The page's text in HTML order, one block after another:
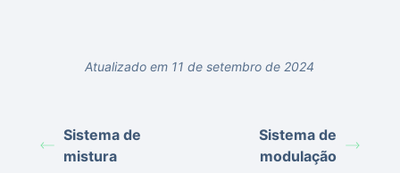
Atualizado em 11 de setembro de 2024
Sistema de
mistura
Sistema de
modulação